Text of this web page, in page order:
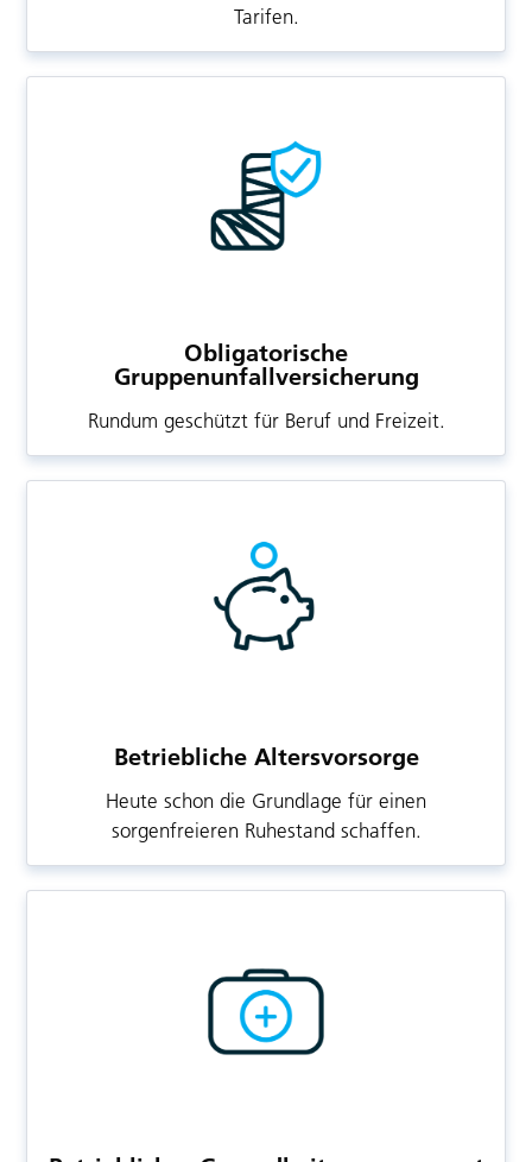
Tarifen.
Obligatorische
Gruppenunfallversicherung
Rundum geschützt für Beruf und Freizeit.
Betriebliche Altersvorsorge
Heute schon die Grundlage für einen
sorgenfreieren Ruhestand schaffen.